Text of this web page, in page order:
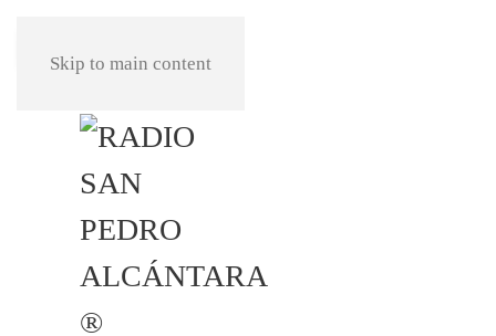
Skip to main content